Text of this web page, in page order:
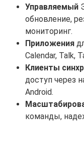
Управляемый
обновление,
мониторинг.
Приложения
Calendar, Talk,
Клиенты
доступ через
Android.
команды,